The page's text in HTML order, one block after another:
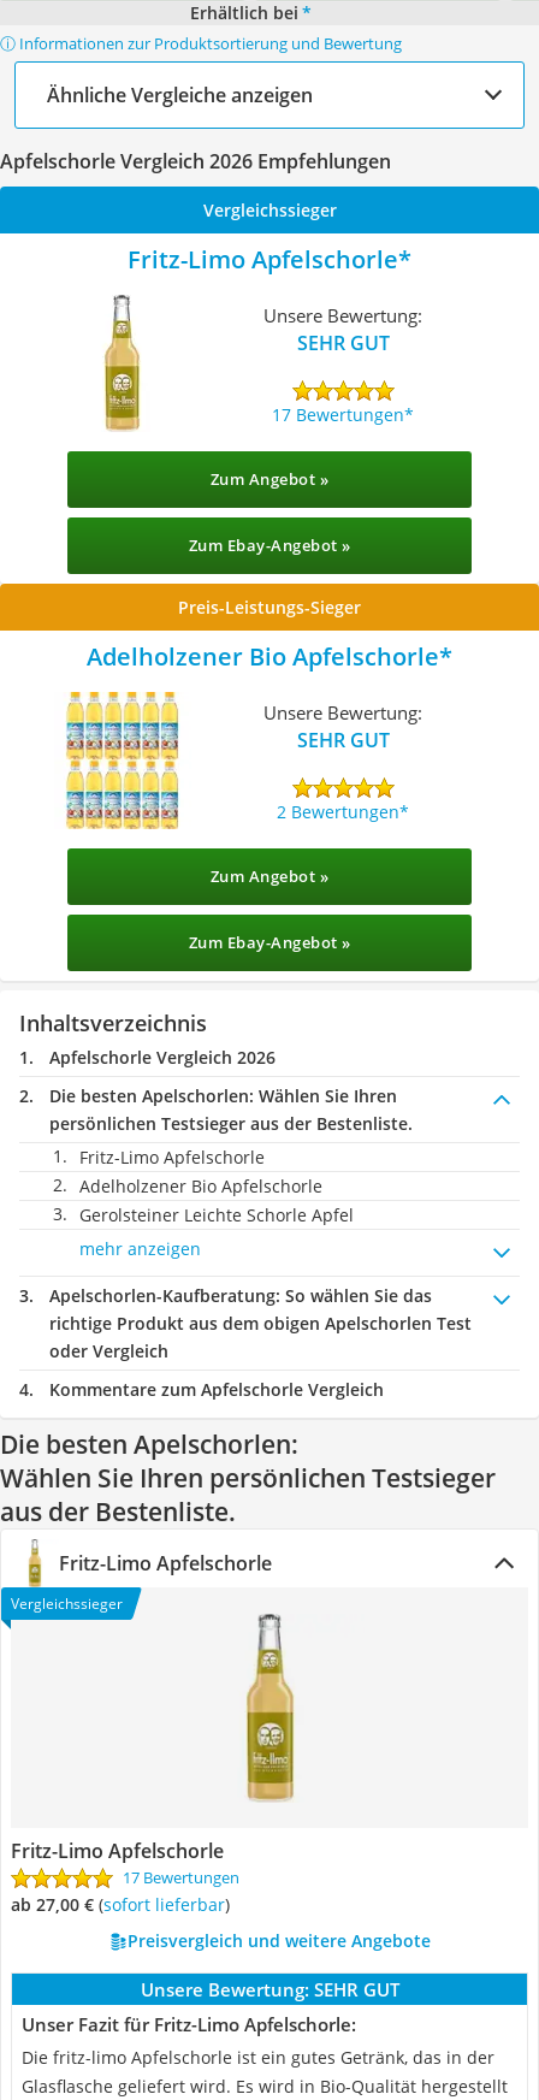
Erhältlich bei *
ⓘ Informationen zur Produktsortierung und Bewertung
Ähnliche Vergleiche anzeigen
Apfelschorle Vergleich 2026 Empfehlungen
Vergleichssieger
Fritz-Limo Apfelschorle
Unsere Bewertung:
SEHR GUT
17 Bewertungen
Zum Angebot »
Zum Ebay-Angebot »
Preis-Leistungs-Sieger
Adelholzener Bio Apfelschorle
Unsere Bewertung:
SEHR GUT
2 Bewertungen
Zum Angebot »
Zum Ebay-Angebot »
Inhaltsverzeichnis
Apfelschorle Vergleich 2026
Die besten Apelschorlen: Wählen Sie Ihren
persönlichen Testsieger aus der Bestenliste.
Fritz-Limo Apfelschorle
Adelholzener Bio Apfelschorle
Gerolsteiner Leichte Schorle Apfel
mehr anzeigen
Apelschorlen-Kaufberatung: So wählen Sie das
richtige Produkt aus dem obigen Apelschorlen Test
oder Vergleich
Kommentare zum Apfelschorle Vergleich
Die besten Apelschorlen:
Wählen Sie Ihren persönlichen Testsieger
aus der Bestenliste.
Fritz-Limo Apfelschorle
Vergleichssieger
Fritz-Limo Apfelschorle
17 Bewertungen
ab 27,00 € ( Sofort lieferbar)
Preisvergleich und weitere Angebote
Unsere Bewertung: SEHR GUT
Unser Fazit für Fritz-Limo Apfelschorle:
Die fritz-limo Apfelschorle ist ein gutes Getränk, das in der
Glasflasche geliefert wird. Es wird in Bio-Qualität hergestellt